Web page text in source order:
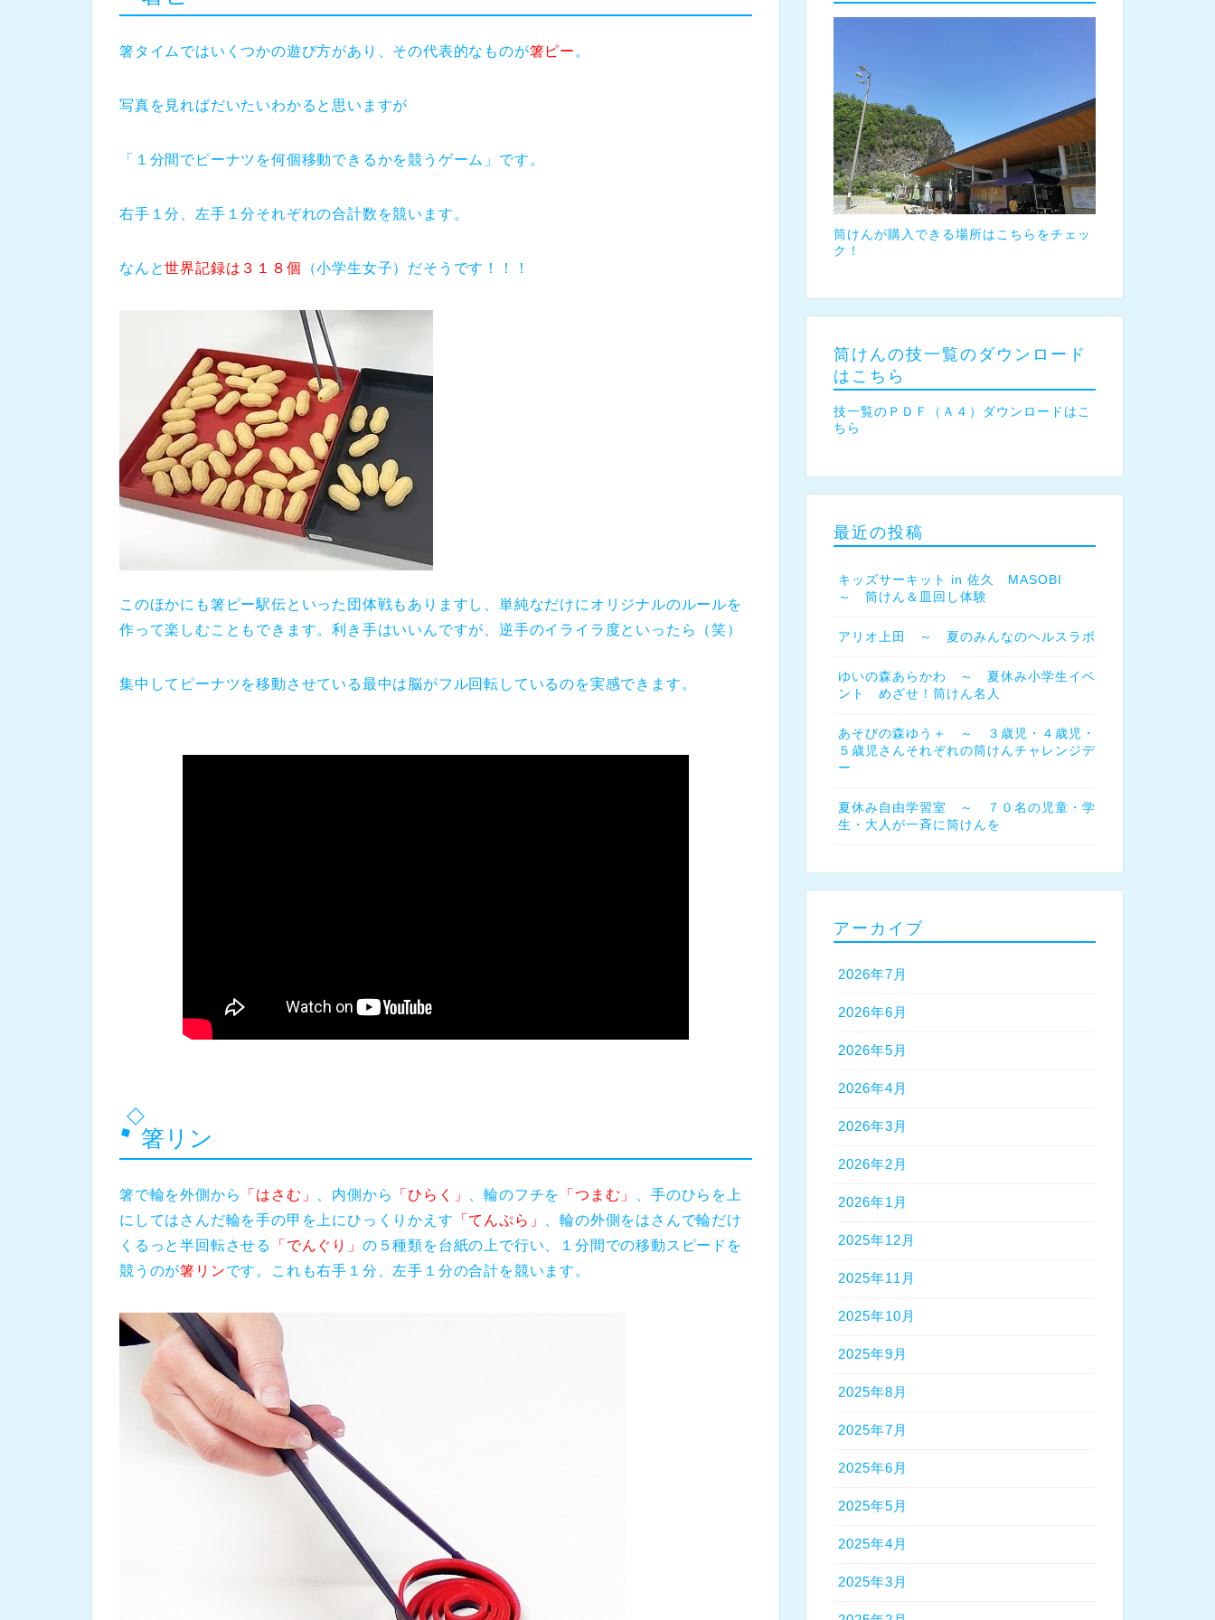
箸タイムではいくつかの遊び方があり、その代表的なものが箸ピー 。
写真を見ればだいたいわかると思いますが
「１分間でピーナツを何個移動できるかを競うゲーム」です。
右手１分、左手１分それぞれの合計数を競います。
なんと世界記録は３１８個 （小学生女子）だそうです！！！
このほかにも箸ピー駅伝といった団体戦もありますし、単純なだけにオリジナルのルールを
作って楽しむこともできます。利き手はいいんですが、逆手のイライラ度といったら（笑）
集中してピーナツを移動させている最中は脳がフル回転しているのを実感できます。
箸リン
箸で輪を外側から 「はさむ」 、内側から 「ひらく」 、輪のフチを 「つまむ」
、手のひらを上
にしてはさんだ輪を手の甲を上にひっくりかえす 「てんぷら」 、輪の外側をはさんで輪だけ
くるっと半回転させる
「でんぐり」 の５種類を台紙の上で行い、１分間での移動スピードを
競うのが箸リンです。これも右手１分、左手１分の合計を競います。
筒けんが購入できる場所はこちらをチェッ
ク！
筒けんの技一覧のダウンロード
はこちら
技一覧のＰＤＦ（Ａ４）ダウンロードはこ
ちら
最近の投稿
キッズサーキット in 佐久 MASOBI
～ 筒けん＆皿回し体験
アリオ上田 ～ 夏のみんなのヘルスラボ
ゆいの森あらかわ ～ 夏休み小学生イベ
ント めざせ！筒けん名人
あそびの森ゆう＋ ～ ３歳児・４歳児・
５歳児さんそれぞれの筒けんチャレンジデ
ー
夏休み自由学習室 ～ ７０名の児童・学
生・大人が一斉に筒けんを
アーカイブ
2026年7月
2026年6月
2026年5月
2026年4月
2026年3月
2026年2月
2026年1月
2025年12月
2025年11月
2025年10月
2025年9月
2025年8月
2025年7月
2025年6月
2025年5月
2025年4月
2025年3月